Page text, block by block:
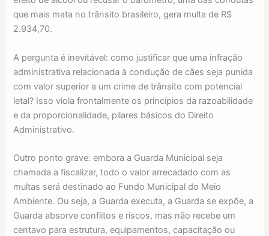
que mais mata no trânsito brasileiro, gera multa de R$
2.934,70.
A pergunta é inevitável: como justificar que uma infração
administrativa relacionada à condução de cães seja punida
com valor superior a um crime de trânsito com potencial
letal? Isso viola frontalmente os princípios da razoabilidade
e da proporcionalidade, pilares básicos do Direito
Administrativo.
Outro ponto grave: embora a Guarda Municipal seja
chamada a fiscalizar, todo o valor arrecadado com as
multas será destinado ao Fundo Municipal do Meio
Ambiente. Ou seja, a Guarda executa, a Guarda se expõe, a
Guarda absorve conflitos e riscos, mas não recebe um
centavo para estrutura, equipamentos, capacitação ou